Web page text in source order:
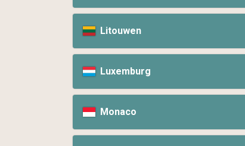
Litouwen
Luxemburg
Monaco